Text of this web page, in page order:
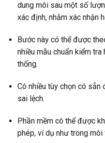
dung môi sau một số
xác định, nhằm xác nhận
Bước này có thể được
nhiều mẫu chuẩn kiểm
thống.
Có nhiều tùy chọn có sẵn
sai lệch.
Phần mềm có thể được
phép, ví dụ như trong môi